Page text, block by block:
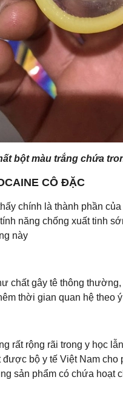
bột màu trắng chứa
CÔ ĐẶC
chính là thành phần
năng chống xuất tinh
này
chất gây tê thông
thời gian quan hệ theo
rất rộng rãi trong y học
bộ y tế Việt Nam
sản phẩm có chứa